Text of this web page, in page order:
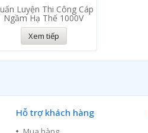
Luyện Thi Công Cáp
Ngầm Hạ Thế 1000V
Xem tiếp
Hỗ trợ khách hàng